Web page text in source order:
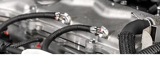
Consulte os nossos serviços,
conheça as vantagens e solicite
o seu orçamento.